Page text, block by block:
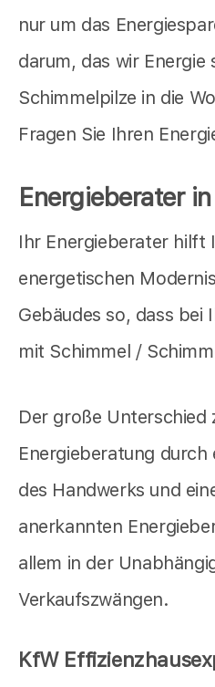
nur um das
darum, das wir Energie
Schimmelpilze in die
Fragen Sie Ihren
Energieberater
Ihr Energieberater hilft
energetischen
Gebäudes so, dass bei
mit Schimmel /
Der große Unterschied
Energieberatung
des Handwerks und
anerkannten
allem in der
Verkaufszwängen.
KfW